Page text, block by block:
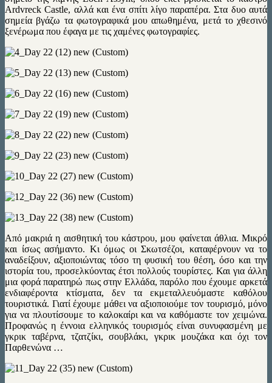
Ardvreck Castle, αλλά και ένα σπίτι λίγο παραπέρα. Στα δυο αυτά
σημεία βγάζω τα φωτογραφικά μου απωθημένα, μετά το χθεσινό
ξενέρωμα που έφαγα με τις χαμένες φωτογραφίες.
Από μακριά η αισθητική του κάστρου, μου φαίνεται άθλια. Mικρό
και ίσως ασήμαντο. Κι όμως οι Σκωτσέζοι, καταφέρνουν να το
αναδείξουν, αξιοποιώντας τόσο τη φυσική του θέση, όσο και την
ιστορία του, προσελκύοντας έτσι πολλούς τουρίστες. Και για άλλη
μια φορά παρατηρώ πως στην Ελλάδα, παρόλο που έχουμε αρκετά
ενδιαφέροντα κτίσματα, δεν τα εκμεταλλευόμαστε καθόλου
τουριστικά. Γιατί έχουμε μάθει να αξιοποιούμε τον τουρισμό, μόνο
για να πλουτίσουμε το καλοκαίρι και να καθόμαστε τον χειμώνα.
Προφανώς η έννοια ελληνικός τουρισμός είναι συνυφασμένη με
γκρικ ταβέρνα, τζατζίκι, σουβλάκι, γκρικ μουζάκα και όχι τον
Παρθενώνα …